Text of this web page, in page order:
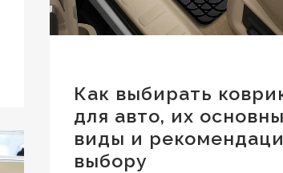
Как выбирать
для авто, их
виды и
выбору